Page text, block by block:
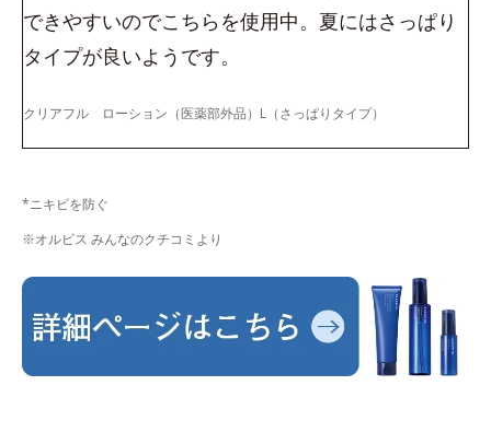
できやすいのでこちらを使用中。夏にはさっぱり
タイプが良いようです。
クリアフル ローション（医薬部外品）L（さっぱりタイプ）
*ニキビを防ぐ
※オルビス みんなのクチコミより